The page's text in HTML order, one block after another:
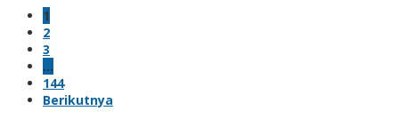
1
2
3
…
144
Berikutnya